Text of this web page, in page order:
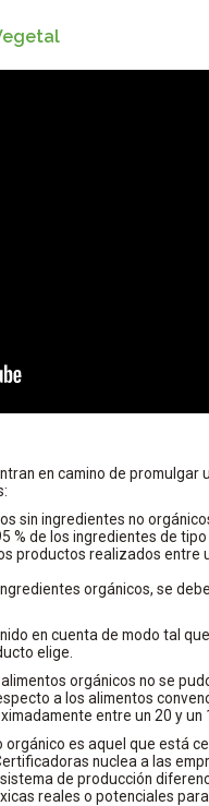
en camino de promulgar
sin ingredientes no
% de los ingredientes de
productos realizados entre
orgánicos, se
en cuenta de modo tal
elige.
orgánicos no se
a los alimentos
entre un 20 y un
orgánico es aquel que está
nuclea a las
de producción
reales o potenciales